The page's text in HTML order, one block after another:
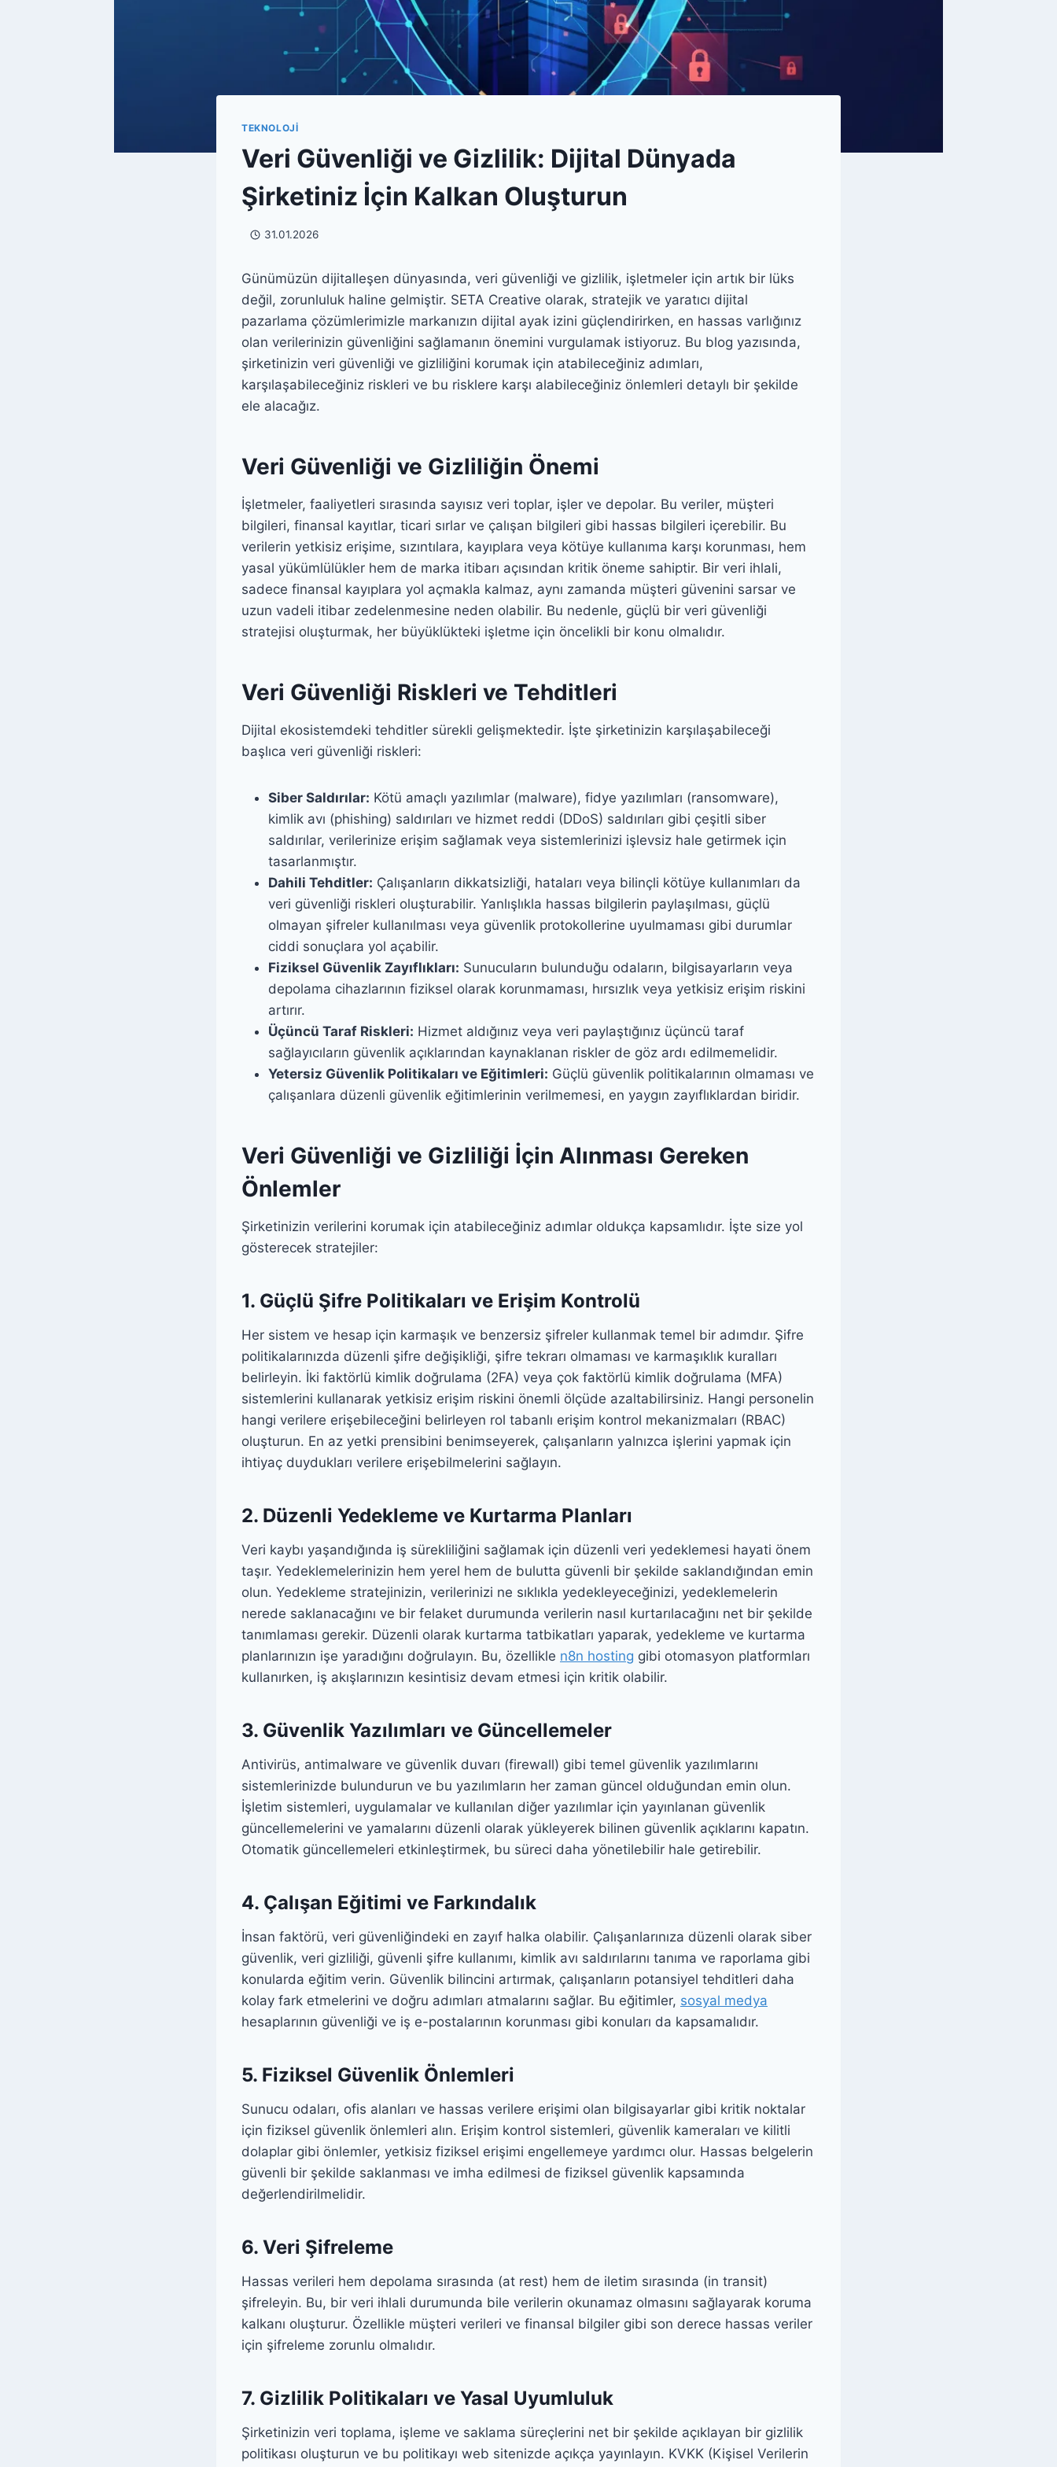
TEKNOLOJI
Veri Güvenliği ve Gizlilik: Dijital Dünyada
Şirketiniz İçin Kalkan Oluşturun
31.01.2026
Günümüzün dijitalleşen dünyasında, veri güvenliği ve gizlilik, işletmeler için artık bir lüks
değil, zorunluluk haline gelmiştir. SETA Creative olarak, stratejik ve yaratıcı dijital
pazarlama çözümlerimizle markanızın dijital ayak izini güçlendirirken, en hassas varlığınız
olan verilerinizin güvenliğini sağlamanın önemini vurgulamak istiyoruz. Bu blog yazısında,
şirketinizin veri güvenliği ve gizliliğini korumak için atabileceğiniz adımları,
karşılaşabileceğiniz riskleri ve bu risklere karşı alabileceğiniz önlemleri detaylı bir şekilde
ele alacağız.
Veri Güvenliği ve Gizliliğin Önemi
İşletmeler, faaliyetleri sırasında sayısız veri toplar, işler ve depolar. Bu veriler, müşteri
bilgileri, finansal kayıtlar, ticari sırlar ve çalışan bilgileri gibi hassas bilgileri içerebilir. Bu
verilerin yetkisiz erişime, sızıntılara, kayıplara veya kötüye kullanıma karşı korunması, hem
yasal yükümlülükler hem de marka itibarı açısından kritik öneme sahiptir. Bir veri ihlali,
sadece finansal kayıplara yol açmakla kalmaz, aynı zamanda müşteri güvenini sarsar ve
uzun vadeli itibar zedelenmesine neden olabilir. Bu nedenle, güçlü bir veri güvenliği
stratejisi oluşturmak, her büyüklükteki işletme için öncelikli bir konu olmalıdır.
Veri Güvenliği Riskleri ve Tehditleri
Dijital ekosistemdeki tehditler sürekli gelişmektedir. İşte şirketinizin karşılaşabileceği
başlıca veri güvenliği riskleri:
Siber Saldırılar: Kötü amaçlı yazılımlar (malware), fidye yazılımları (ransomware),
kimlik avı (phishing) saldırıları ve hizmet reddi (DDoS) saldırıları gibi çeşitli siber
saldırılar, verilerinize erişim sağlamak veya sistemlerinizi işlevsiz hale getirmek için
tasarlanmıştır.
Dahili Tehditler: Çalışanların dikkatsizliği, hataları veya bilinçli kötüye kullanımları da
veri güvenliği riskleri oluşturabilir. Yanlışlıkla hassas bilgilerin paylaşılması, güçlü
olmayan şifreler kullanılması veya güvenlik protokollerine uyulmaması gibi durumlar
ciddi sonuçlara yol açabilir.
Fiziksel Güvenlik Zayıflıkları: Sunucuların bulunduğu odaların, bilgisayarların veya
depolama cihazlarının fiziksel olarak korunmaması, hırsızlık veya yetkisiz erişim riskini
artırır.
Üçüncü Taraf Riskleri: Hizmet aldığınız veya veri paylaştığınız üçüncü taraf
sağlayıcıların güvenlik açıklarından kaynaklanan riskler de göz ardı edilmemelidir.
Yetersiz Güvenlik Politikaları ve Eğitimleri: Güçlü güvenlik politikalarının olmaması ve
çalışanlara düzenli güvenlik eğitimlerinin verilmemesi, en yaygın zayıflıklardan biridir.
Veri Güvenliği ve Gizliliği İçin Alınması Gereken
Önlemler
Şirketinizin verilerini korumak için atabileceğiniz adımlar oldukça kapsamlıdır. İşte size yol
gösterecek stratejiler:
1. Güçlü Şifre Politikaları ve Erişim Kontrolü
Her sistem ve hesap için karmaşık ve benzersiz şifreler kullanmak temel bir adımdır. Şifre
politikalarınızda düzenli şifre değişikliği, şifre tekrarı olmaması ve karmaşıklık kuralları
belirleyin. İki faktörlü kimlik doğrulama (2FA) veya çok faktörlü kimlik doğrulama (MFA)
sistemlerini kullanarak yetkisiz erişim riskini önemli ölçüde azaltabilirsiniz. Hangi personelin
hangi verilere erişebileceğini belirleyen rol tabanlı erişim kontrol mekanizmaları (RBAC)
oluşturun. En az yetki prensibini benimseyerek, çalışanların yalnızca işlerini yapmak için
ihtiyaç duydukları verilere erişebilmelerini sağlayın.
2. Düzenli Yedekleme ve Kurtarma Planları
Veri kaybı yaşandığında iş sürekliliğini sağlamak için düzenli veri yedeklemesi hayati önem
taşır. Yedeklemelerinizin hem yerel hem de bulutta güvenli bir şekilde saklandığından emin
olun. Yedekleme stratejinizin, verilerinizi ne sıklıkla yedekleyeceğinizi, yedeklemelerin
nerede saklanacağını ve bir felaket durumunda verilerin nasıl kurtarılacağını net bir şekilde
tanımlaması gerekir. Düzenli olarak kurtarma tatbikatları yaparak, yedekleme ve kurtarma
planlarınızın işe yaradığını doğrulayın. Bu, özellikle n8n hosting gibi otomasyon platformları
kullanırken, iş akışlarınızın kesintisiz devam etmesi için kritik olabilir.
3. Güvenlik Yazılımları ve Güncellemeler
Antivirüs, antimalware ve güvenlik duvarı (firewall) gibi temel güvenlik yazılımlarını
sistemlerinizde bulundurun ve bu yazılımların her zaman güncel olduğundan emin olun.
İşletim sistemleri, uygulamalar ve kullanılan diğer yazılımlar için yayınlanan güvenlik
güncellemelerini ve yamalarını düzenli olarak yükleyerek bilinen güvenlik açıklarını kapatın.
Otomatik güncellemeleri etkinleştirmek, bu süreci daha yönetilebilir hale getirebilir.
4. Çalışan Eğitimi ve Farkındalık
İnsan faktörü, veri güvenliğindeki en zayıf halka olabilir. Çalışanlarınıza düzenli olarak siber
güvenlik, veri gizliliği, güvenli şifre kullanımı, kimlik avı saldırılarını tanıma ve raporlama gibi
konularda eğitim verin. Güvenlik bilincini artırmak, çalışanların potansiyel tehditleri daha
kolay fark etmelerini ve doğru adımları atmalarını sağlar. Bu eğitimler, sosyal medya
hesaplarının güvenliği ve iş e-postalarının korunması gibi konuları da kapsamalıdır.
5. Fiziksel Güvenlik Önlemleri
Sunucu odaları, ofis alanları ve hassas verilere erişimi olan bilgisayarlar gibi kritik noktalar
için fiziksel güvenlik önlemleri alın. Erişim kontrol sistemleri, güvenlik kameraları ve kilitli
dolaplar gibi önlemler, yetkisiz fiziksel erişimi engellemeye yardımcı olur. Hassas belgelerin
güvenli bir şekilde saklanması ve imha edilmesi de fiziksel güvenlik kapsamında
değerlendirilmelidir.
6. Veri Şifreleme
Hassas verileri hem depolama sırasında (at rest) hem de iletim sırasında (in transit)
şifreleyin. Bu, bir veri ihlali durumunda bile verilerin okunamaz olmasını sağlayarak koruma
kalkanı oluşturur. Özellikle müşteri verileri ve finansal bilgiler gibi son derece hassas veriler
için şifreleme zorunlu olmalıdır.
7. Gizlilik Politikaları ve Yasal Uyumluluk
Şirketinizin veri toplama, işleme ve saklama süreçlerini net bir şekilde açıklayan bir gizlilik
politikası oluşturun ve bu politikayı web sitenizde açıkça yayınlayın. KVKK (Kişisel Verilerin